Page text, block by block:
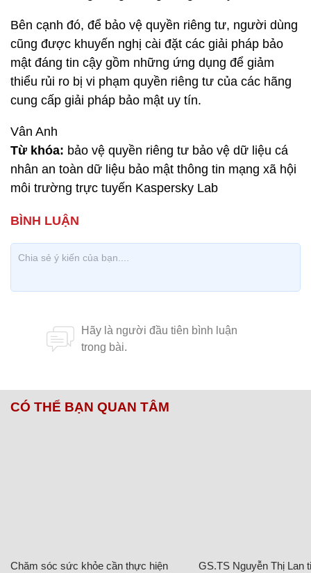
Bên cạnh đó, để bảo vệ quyền riêng tư, người dùng
cũng được khuyến nghị cài đặt các giải pháp bảo
mật đáng tin cậy gồm những ứng dụng để giảm
thiểu rủi ro bị vi phạm quyền riêng tư của các hãng
cung cấp giải pháp bảo mật uy tín.
Vân Anh
Từ khóa: bảo vệ quyền riêng tư bảo vệ dữ liệu cá
nhân an toàn dữ liệu bảo mật thông tin mạng xã hội
môi trường trực tuyến Kaspersky Lab
CÓ THỂ BẠN QUAN TÂM
Chăm sóc sức khỏe cần thực hiện
GS.TS Nguyễn Thị Lan